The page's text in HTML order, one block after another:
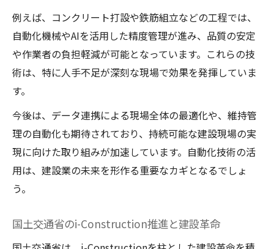
例えば、コンクリート打設や鉄筋組立などの工程では、
自動化機械やAIを活用した精度管理が進み、品質の安定
や作業者の負担軽減が可能となっています。これらの技
術は、特に人手不足が深刻な現場で効果を発揮していま
す。
今後は、データ連携による現場全体の最適化や、維持管
理の自動化も期待されており、持続可能な建設現場の実
現に向けた取り組みが加速しています。自動化技術の活
用は、建設業の未来を形作る重要なカギとなるでしょ
う。
国土交通省のi-Construction推進と建設革命